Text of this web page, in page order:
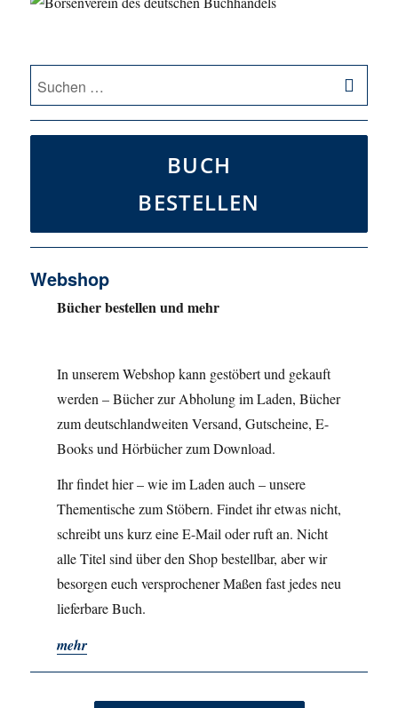
Suche
nach:
BUCH
BESTELLEN
Webshop
Bücher bestellen und mehr
In unserem Webshop kann gestöbert und gekauft
werden – Bücher zur Abholung im Laden, Bücher
zum deutschlandweiten Versand, Gutscheine, E-
Books und Hörbücher zum Download.
Ihr findet hier – wie im Laden auch – unsere
Thementische zum Stöbern. Findet ihr etwas nicht,
schreibt uns kurz eine E-Mail oder ruft an. Nicht
alle Titel sind über den Shop bestellbar, aber wir
besorgen euch versprochener Maßen fast jedes neu
lieferbare Buch.
mehr